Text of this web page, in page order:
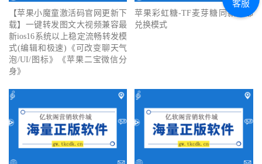
【苹果小魔童激活码官网更新下
载】一键转发图文大视频兼容最
新ios16系统以上稳定流畅转发模
式(编辑和极速)《可改变聊天气
泡/UI/图标》《苹果二宝微信分
身》
苹果彩虹糖-TF麦芽糖同款内部
兑换模式
客服